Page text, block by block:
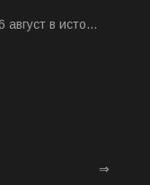
август в исто...
⇒